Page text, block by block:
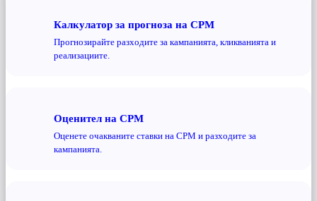
Калкулатор за прогноза на CPM
Прогнозирайте разходите за кампанията, кликванията и
реализациите.
Оценител на CPM
Оценете очакваните ставки на CPM и разходите за
кампанията.